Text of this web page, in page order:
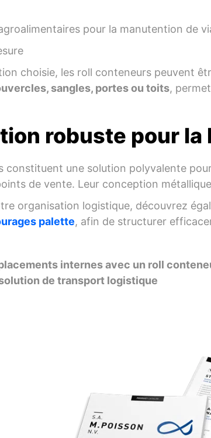
pour la manutention de
choisie, les roll conteneurs peuvent
sangles, portes ou toits,
robuste pour
constituent une solution polyvalente
de vente. Leur conception
organisation logistique, découvrez
palette, afin de structurer
internes avec un roll
de transport logistique